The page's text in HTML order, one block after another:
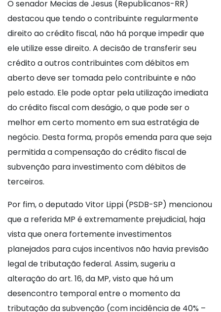
O senador Mecias de Jesus (Republicanos-RR)
destacou que tendo o contribuinte regularmente
direito ao crédito fiscal, não há porque impedir que
ele utilize esse direito. A decisão de transferir seu
crédito a outros contribuintes com débitos em
aberto deve ser tomada pelo contribuinte e não
pelo estado. Ele pode optar pela utilização imediata
do crédito fiscal com deságio, o que pode ser o
melhor em certo momento em sua estratégia de
negócio. Desta forma, propôs emenda para que seja
permitida a compensação do crédito fiscal de
subvenção para investimento com débitos de
terceiros.
Por fim, o deputado Vitor Lippi (PSDB-SP) mencionou
que a referida MP é extremamente prejudicial, haja
vista que onera fortemente investimentos
planejados para cujos incentivos não havia previsão
legal de tributação federal. Assim, sugeriu a
alteração do art. 16, da MP, visto que há um
desencontro temporal entre o momento da
tributação da subvenção (com incidência de 40% –